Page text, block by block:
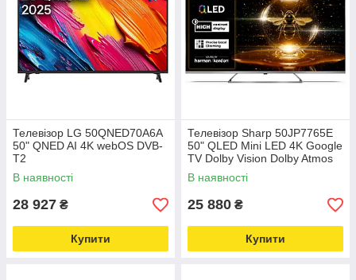
Телевізор LG 50QNED70A6A
50" QNED AI 4K webOS DVB-
T2
В наявності
28 927 ₴
Купити
Телевізор Sharp 50JP7765E
50" QLED Mini LED 4K Google
TV Dolby Vision Dolby Atmos
HDMI 2.1 DVB-T2
В наявності
25 880 ₴
Купити